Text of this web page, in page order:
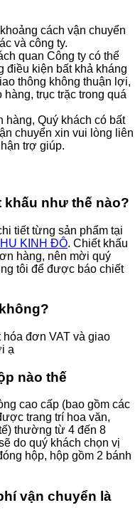
cách vận chuyển
và công ty.
quan Công ty có thể
điều kiện bất khả kháng
thông không thuận lợi,
trục trặc trong quá
Quý khách có bất
chuyển xin vui lòng liên
trợ giúp.
khấu như thế nào?
tiết từng sản phẩm tại
KINH ĐÔ. Chiết khấu
hàng, nên mời quý
tôi để được báo chiết
hóa đơn VAT và giao
ạ
nào thế
cao cấp (bao gồm các
trang trí hoa văn,
thường từ 4 đến 8
do quý khách chọn vị
hộp, hộp gồm 2 bánh
vận chuyển là